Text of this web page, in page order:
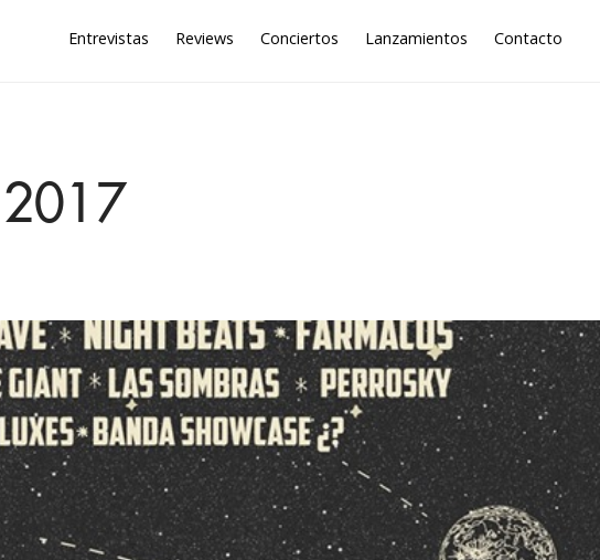
Entrevistas Reviews Conciertos Lanzamientos Contacto
2017